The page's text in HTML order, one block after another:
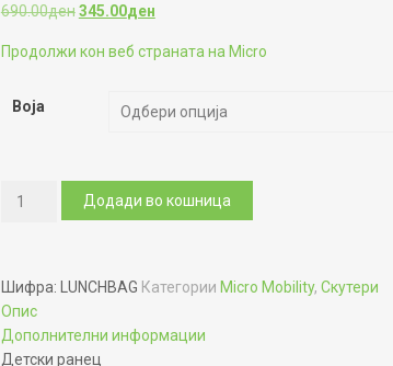
690.00ден Original
was:
345.00денCurrent
is:
Продолжи кон веб страната на Micro
Boja
LUNCHBAG Додади во кошница
Шифра: LUNCHBAG Категории Micro Mobility, Скутери
Опис
Дополнителни информации
Детски ранец